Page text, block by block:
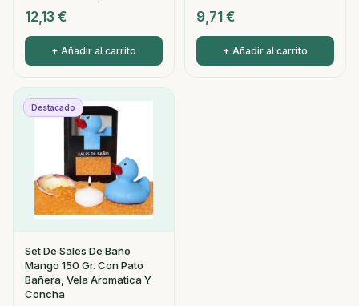
12,13 €
+ Añadir al carrito
9,71 €
+ Añadir al carrito
Destacado
Set De Sales De Baño
Mango 150 Gr. Con Pato
Bañera, Vela Aromatica Y
Concha